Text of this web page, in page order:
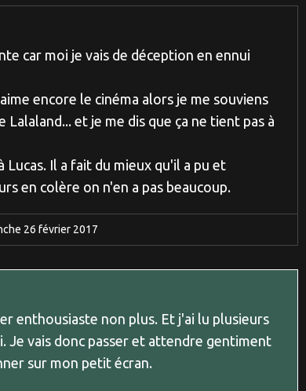
car moi je vais de déception en ennui
encore le cinéma alors je me souviens
Lalaland... et je me dis que ça ne tient pas à
Lucas. Il a fait du mieux qu'il a pu et
en colère on n'en a pas beaucoup.
26 février 2017
enthousiaste non plus. Et j'ai lu plusieurs
Je vais donc passer et attendre gentiment
sur mon petit écran.